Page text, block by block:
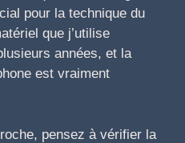
pour la technique du
que j’utilise
années, et la
est vraiment
pensez à vérifier la